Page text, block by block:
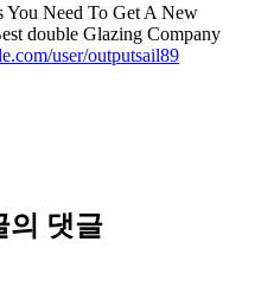
You Need To Get A New
double Glazing Company
user/outputsail89
의 댓글